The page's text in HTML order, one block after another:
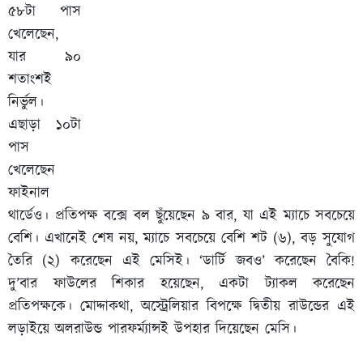
৫৮টা পাস
খেলেছেন,
যার ৯০
শতাংশই
নির্ভুল।
এছাড়া ১০টা
পাস
খেলেছেন
ফাইনাল
থার্ডেও। প্রতিপক্ষ বক্সে বল ছুঁয়েছেন ৯ বার, যা এই ম্যাচে সবচেয়ে
বেশি। এখানেই শেষ নয়, ম্যাচে সবচেয়ে বেশি শট (৬), বড় সুযোগ
তৈরি (২) করেছেন এই মেসিই। ‘ডার্টি জবও’ করেছেন বৈকি!
দু’বার ফাউলের শিকার হয়েছেন, একটা ট্যাকল করেছেন
প্রতিপক্ষকে। মোদ্দাকথা, অস্ট্রেলিয়ার বিপক্ষে দ্বিতীয় রাউন্ডের এই
লড়াইয়ে অলরাউন্ড পারফর্ম্যান্সই উপহার দিয়েছেন মেসি।